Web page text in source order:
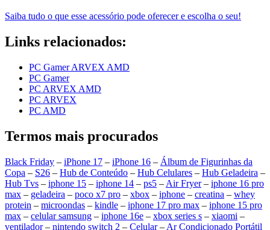
Saiba tudo o que esse acessório pode oferecer e escolha o seu!
Links relacionados:
PC Gamer ARVEX AMD
PC Gamer
PC ARVEX AMD
PC ARVEX
PC AMD
Termos mais procurados
Black Friday – iPhone 17 – iPhone 16 – Álbum de Figurinhas da
Copa – S26 – Hub de Conteúdo – Hub Celulares – Hub Geladeira –
Hub Tvs – iphone 15 – iphone 14 – ps5 – Air Fryer– iphone 16 pro
max – geladeira – poco x7 pro – xbox – iphone – creatina – whey
protein – microondas – kindle – iphone 17 pro max – iphone 15 pro
max – celular samsung – iphone 16e – xbox series s – xiaomi –
ventilador– nintendo switch 2 – Celular– Ar Condicionado Portátil